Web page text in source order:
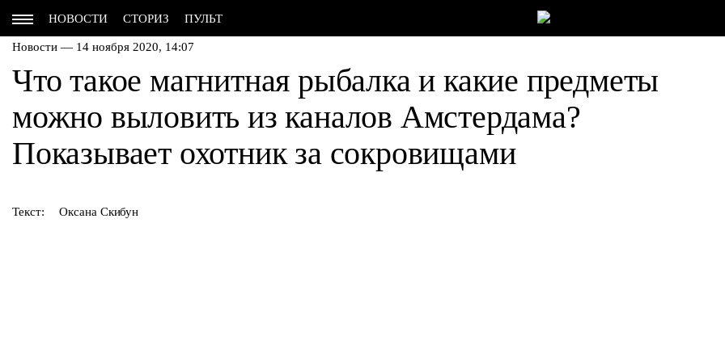
НОВОСТИ СТОРИЗ ПУЛЬТ
Новости — 14 ноября 2020, 14:07
Что такое магнитная рыбалка и какие предметы
можно выловить из каналов Амстердама?
Показывает охотник за сокровищами
Текст: Оксана Скибун